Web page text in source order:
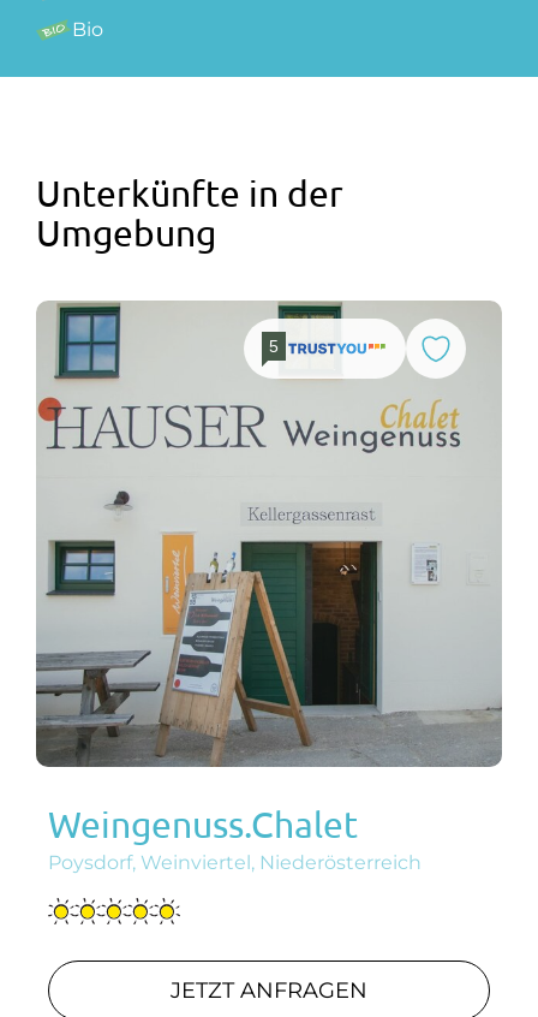
Bio
Unterkünfte in der
Umgebung
5
Weingenuss.Chalet
Poysdorf, Weinviertel, Niederösterreich
JETZT ANFRAGEN